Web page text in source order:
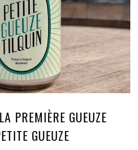
PREMIÈRE GUEUZE
GUEUZE